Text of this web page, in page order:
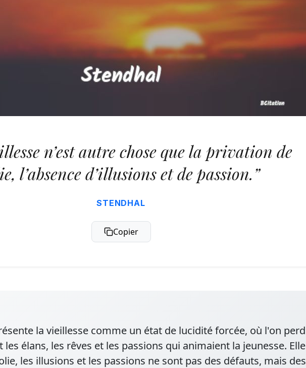
n’est autre chose que la privation de
l’absence d’illusions et de passion.”
STENDHAL
Copier
la vieillesse comme un état de lucidité forcée, où l'on perd
élans, les rêves et les passions qui animaient la jeunesse. Elle
les illusions et les passions ne sont pas des défauts, mais des